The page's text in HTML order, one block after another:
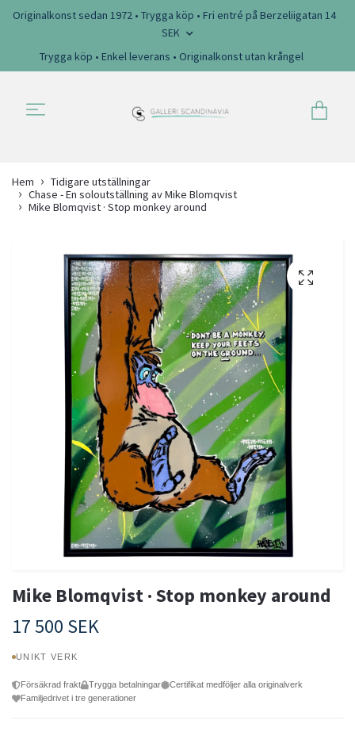
Originalkonst sedan 1972 • Trygga köp • Fri entré på Berzeliigatan 14
SEK
Trygga köp • Enkel leverans • Originalkonst utan krångel
Hem
Tidigare utställningar
Chase - En soloutställning av Mike Blomqvist
Mike Blomqvist · Stop monkey around
Mike Blomqvist · Stop monkey around
17 500 SEK
UNIKT VERK
Försäkrad frakt Trygga betalningar
Certifikat medföljer alla originalverk
Familjedrivet i tre generationer